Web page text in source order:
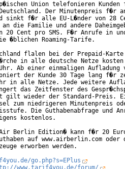
Union telefonieren Kunden
Der Minutenpreis f�r
sinkt f�r alle EU-L�nder von 28
die Familie und andere
20 Cent pro SMS. F�r Anrufe in
die �blichen Roaming-Tarife.
flalen bei der Prepaid-
in alle deutsche Netze kosten
Ab einer einmaligen Aufladung
der Kunde 30 Tage lang f�r
in alle Netze. Jede weitere
das Zeitfenster des
gilt wieder der Standard-Preis.
zum niedrigeren Minutenpreis
Die Guthabenabfrage und
�brigens kostenlos.
Berlin Edition� kann f�r 20
auf www.airberlin.com oder
erworben werden.
go.php?s=EPlus
www.tarif4you.de/forum/